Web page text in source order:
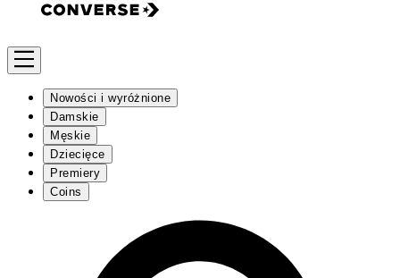
Nowości i wyróżnione
Damskie
Męskie
Dziecięce
Premiery
Coins